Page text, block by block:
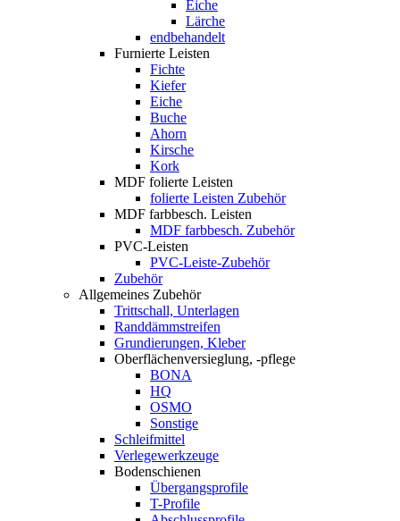
Eiche
Lärche
endbehandelt
Furnierte Leisten
Fichte
Kiefer
Eiche
Buche
Ahorn
Kirsche
Kork
MDF folierte Leisten
folierte Leisten Zubehör
MDF farbbesch. Leisten
MDF farbbesch. Zubehör
PVC-Leisten
PVC-Leiste-Zubehör
Zubehör
Allgemeines Zubehör
Trittschall, Unterlagen
Randdämmstreifen
Grundierungen, Kleber
Oberflächenversieglung, -pflege
BONA
HQ
OSMO
Sonstige
Schleifmittel
Verlegewerkzeuge
Bodenschienen
Übergangsprofile
T-Profile